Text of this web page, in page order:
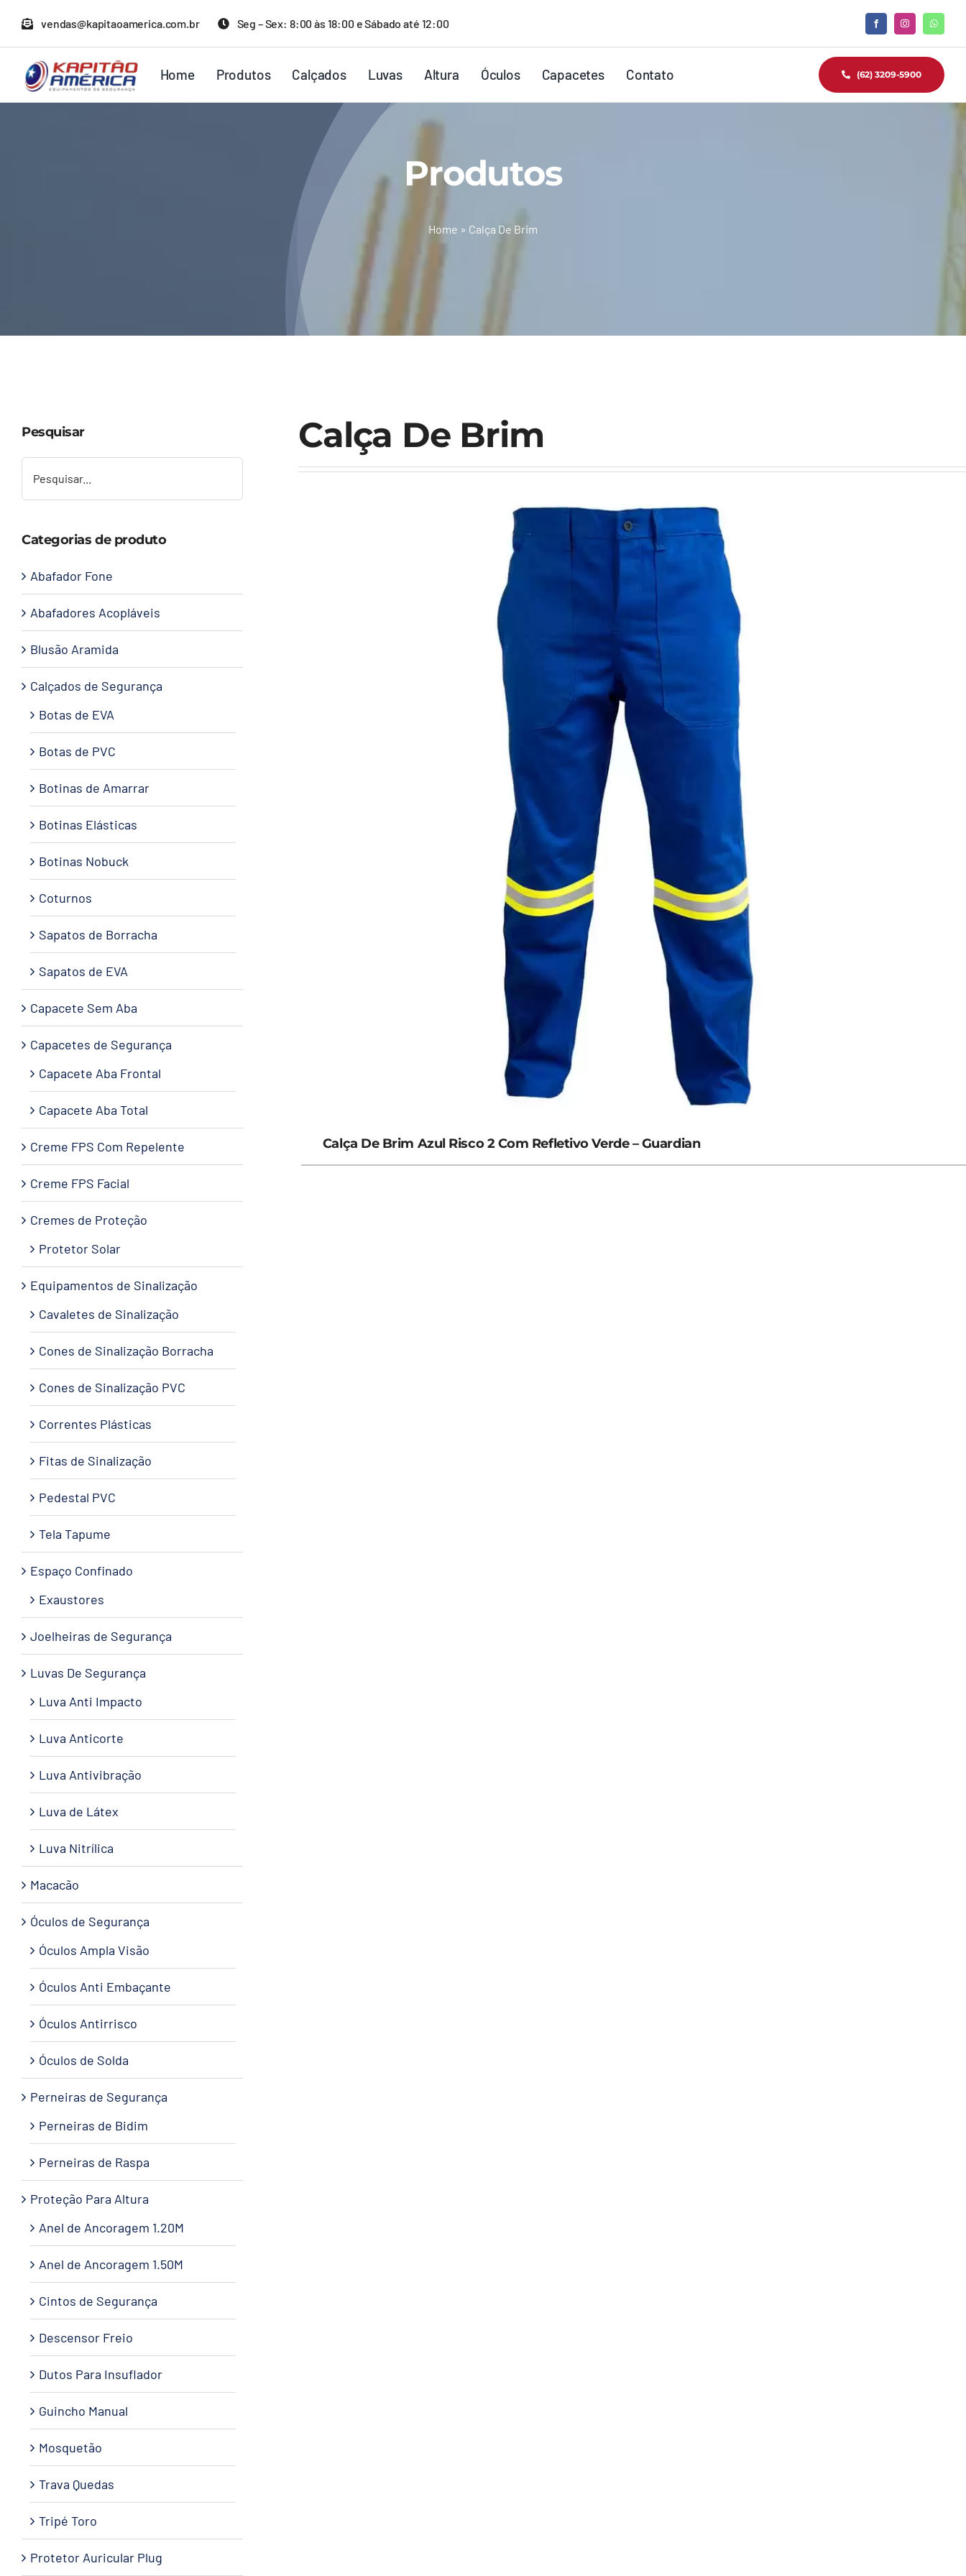
para
conteúdo
vendas@kapitaoamerica.com.br Seg – Sex: 8:00 às 18:00 e Sábado até 12:00
Home Produtos Calçados Luvas Altura Óculos Capacetes Contato (62) 3209-5900
Produtos
Home » Calça De Brim
Calça De Brim
Calça De Brim Azul Risco 2 Com Refletivo Verde – Guardian
Pesquisar
Categorias de produto
Abafador Fone
Abafadores Acopláveis
Blusão Aramida
Calçados de Segurança
Botas de EVA
Botas de PVC
Botinas de Amarrar
Botinas Elásticas
Botinas Nobuck
Coturnos
Sapatos de Borracha
Sapatos de EVA
Capacete Sem Aba
Capacetes de Segurança
Capacete Aba Frontal
Capacete Aba Total
Creme FPS Com Repelente
Creme FPS Facial
Cremes de Proteção
Protetor Solar
Equipamentos de Sinalização
Cavaletes de Sinalização
Cones de Sinalização Borracha
Cones de Sinalização PVC
Correntes Plásticas
Fitas de Sinalização
Pedestal PVC
Tela Tapume
Espaço Confinado
Exaustores
Joelheiras de Segurança
Luvas De Segurança
Luva Anti Impacto
Luva Anticorte
Luva Antivibração
Luva de Látex
Luva Nitrílica
Macacão
Óculos de Segurança
Óculos Ampla Visão
Óculos Anti Embaçante
Óculos Antirrisco
Óculos de Solda
Perneiras de Segurança
Perneiras de Bidim
Perneiras de Raspa
Proteção Para Altura
Anel de Ancoragem 1.20M
Anel de Ancoragem 1.50M
Cintos de Segurança
Descensor Freio
Dutos Para Insuflador
Guincho Manual
Mosquetão
Trava Quedas
Tripé Toro
Protetor Auricular Plug